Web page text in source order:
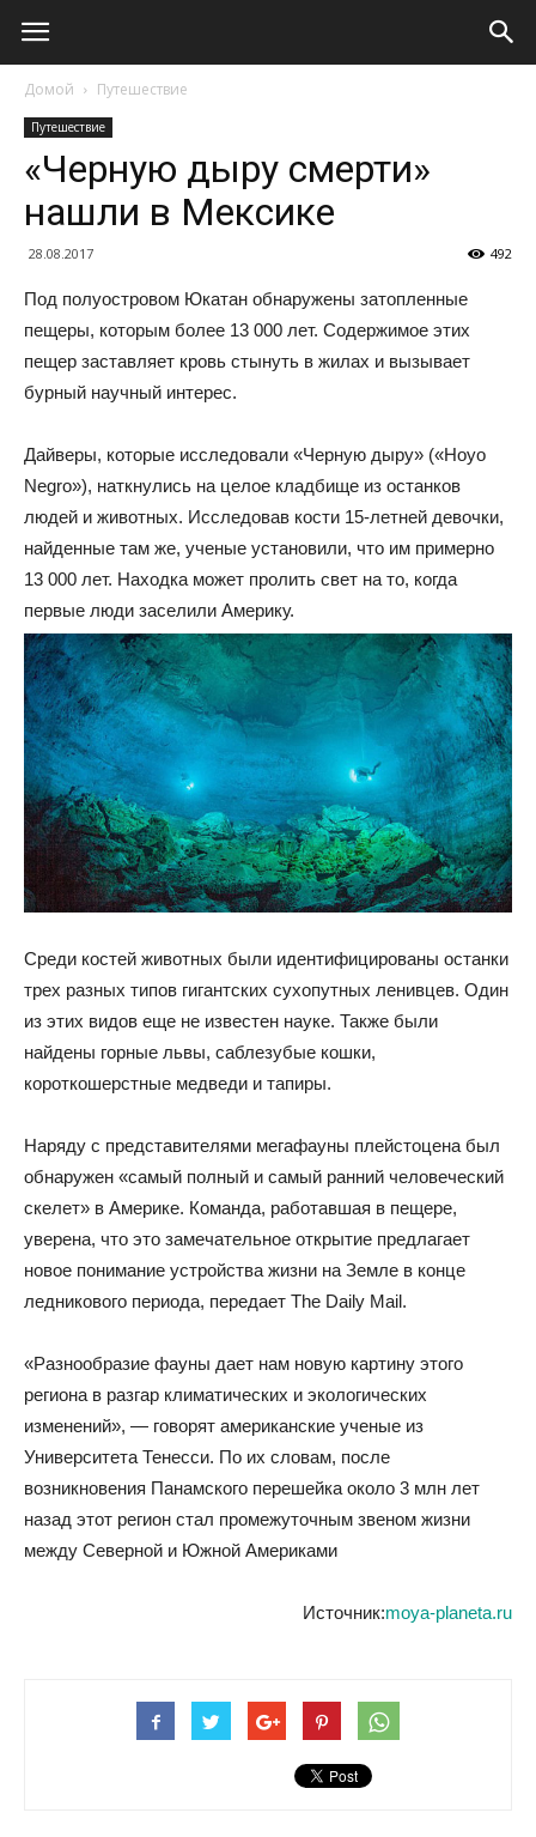
Домой Путешествие
Путешествие
«Черную дыру смерти»
нашли в Мексике
28.08.2017 492
Под полуостровом Юкатан обнаружены затопленные
пещеры, которым более 13 000 лет. Содержимое этих
пещер заставляет кровь стынуть в жилах и вызывает
бурный научный интерес.
Дайверы, которые исследовали «Черную дыру» («Hoyo
Negro»), наткнулись на целое кладбище из останков
людей и животных. Исследовав кости 15-летней девочки,
найденные там же, ученые установили, что им примерно
13 000 лет. Находка может пролить свет на то, когда
первые люди заселили Америку.
Среди костей животных были идентифицированы останки
трех разных типов гигантских сухопутных ленивцев. Один
из этих видов еще не известен науке. Также были
найдены горные львы, саблезубые кошки,
короткошерстные медведи и тапиры.
Наряду с представителями мегафауны плейстоцена был
обнаружен «самый полный и самый ранний человеческий
скелет» в Америке. Команда, работавшая в пещере,
уверена, что это замечательное открытие предлагает
новое понимание устройства жизни на Земле в конце
ледникового периода, передает The Daily Mail.
«Разнообразие фауны дает нам новую картину этого
региона в разгар климатических и экологических
изменений», — говорят американские ученые из
Университета Тенесси. По их словам, после
возникновения Панамского перешейка около 3 млн лет
назад этот регион стал промежуточным звеном жизни
между Северной и Южной Америками
Источник:moya-planeta.ru